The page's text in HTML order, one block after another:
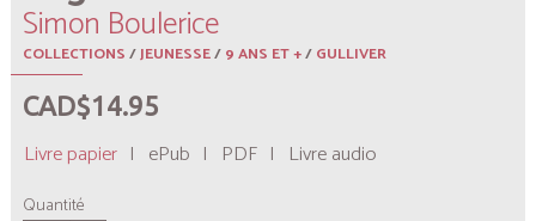
Simon Boulerice
COLLECTIONS/JEUNESSE/9 ANS ET +/GULLIVER
CAD$14.95
Livre papier | ePub | PDF | Livre audio
Quantité